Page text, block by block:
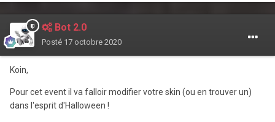
Bot 2.0
Posté 17 octobre 2020
Koin,
Pour cet event il va falloir modifier votre skin (ou en trouver un)
dans l'esprit d'Halloween !